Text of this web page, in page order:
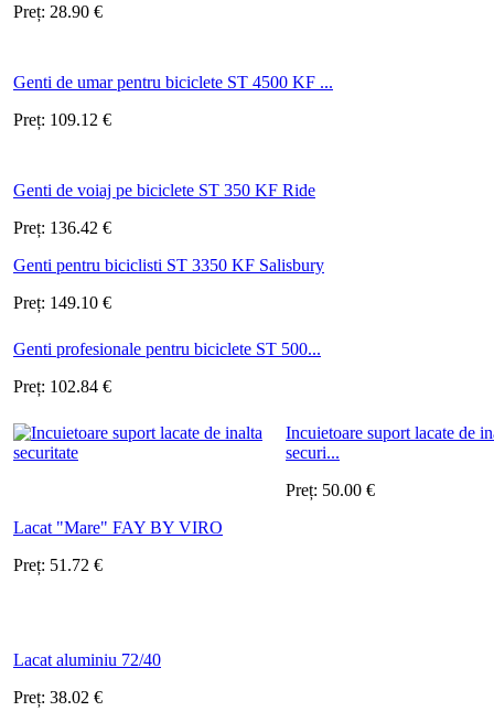
Preț: 28.90 €
Genti de umar pentru biciclete ST 4500 KF ...
Preț: 109.12 €
Genti de voiaj pe biciclete ST 350 KF Ride
Preț: 136.42 €
Genti pentru biciclisti ST 3350 KF Salisbury
Preț: 149.10 €
Genti profesionale pentru biciclete ST 500...
Preț: 102.84 €
Incuietoare suport lacate de
securi...
Preț: 50.00 €
Lacat "Mare" FAY BY VIRO
Preț: 51.72 €
Lacat aluminiu 72/40
Preț: 38.02 €